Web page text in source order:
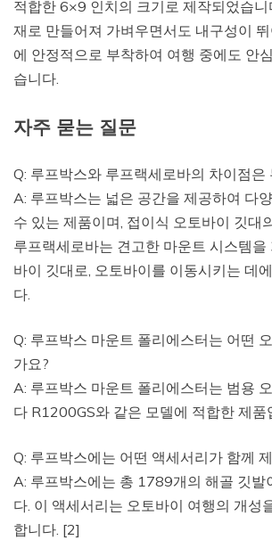
적합한 6×9 인치의 크기로 제작되었습니
재로 만들어져 가벼우면서도 내구성이
에 안정적으로 부착하여 여행 중에도 안
습니다.
자주 묻는 질문
Q: 루프박스와 루프랙세로바의 차이점은
A: 루프박스는 넓은 공간을 제공하여 다
수 있는 제품이며, 접이식 오토바이 깃대
루프랙세로바는 견고한 마운트 시스템을
바이 깃대로, 오토바이를 이동시키는 데
다.
Q: 루프박스 마운트 폴리에스터는 어떤
가요?
A: 루프박스 마운트 폴리에스터는 범용
다 R1200GS와 같은 모델에 적합한 제품
Q: 루프박스에는 어떤 액세서리가 함께
A: 루프박스에는 총 1789개의 해골 깃발
다. 이 액세서리는 오토바이 여행의 개성
합니다. [2]